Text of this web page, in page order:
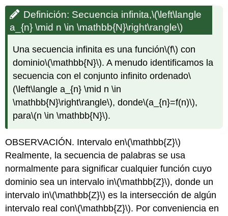
Definición: Secuencia infinita,\(\left\langle
a_{n} \mid n \in \mathbb{N}\right\rangle\)
Una secuencia infinita es una función\(f\) con
dominio\(\mathbb{N}\). A menudo identificamos la
secuencia con el conjunto infinito ordenado\
(\left\langle a_{n} \mid n \in
\mathbb{N}\right\rangle\), donde\(a_{n}=f(n)\),
para\(n \in \mathbb{N}\).
OBSERVACIÓN. Intervalo en\(\mathbb{Z}\)
Realmente, la secuencia de palabras se usa
normalmente para significar cualquier función cuyo
dominio sea un intervalo in\(\mathbb{Z}\), donde un
intervalo in\(\mathbb{Z}\) es la intersección de algún
intervalo real con\(\mathbb{Z}\). Por conveniencia en